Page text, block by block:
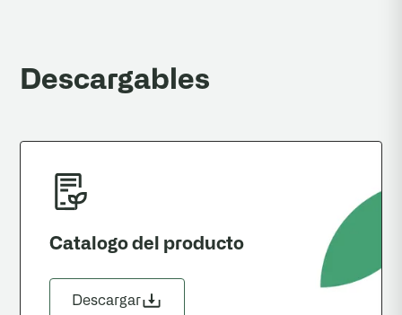
Descargables
Catalogo del producto
Descargar